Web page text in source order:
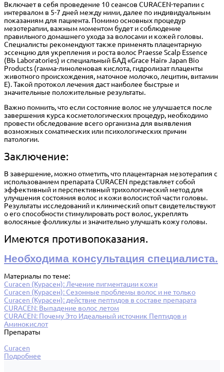
Включает в себя проведение 10 сеансов CURACEN-терапии с
интервалом в 5-7 дней между ними, далее по индивидуальным
показаниям для пациента. Помимо основных процедур
мезотерапии, важным моментом будет и соблюдение
правильного домашнего ухода за волосами и кожей головы.
Специалисты рекомендуют также применять плацентарную
эссенцию для укрепления и роста волос Praesse Scalp Essence
(ВЬ Laboгаtories) и специальный БАД «Grace Hair» Japan Bio
Products (гамма-линоленовая кислота, гидролизат плаценты
животного происхождения, маточное молочко, лецитин, витамин
Е). Такой протокол лечения даст наиболее быстрые и
значительные положительные результаты.
Важно помнить, что если состояние волос не улучшается после
завершения курса косметологических процедур, необходимо
провести обследование всего организма для выявления
возможных соматических или психологических причин
патологии.
Заключение:
В завершение, можно отметить, что плацентарная мезотерапия с
использованием препарата CURACEN представляет собой
эффективный и перспективный трихологический метод для
улучшения состояния волос и кожи волосистой части головы.
Результаты исследований и клинический опыт свидетельствуют
о его способности стимулировать рост волос, укреплять
волосяные фолликулы и значительно улучшать кожу головы.
Имеются противопоказания.
Необходима консультация специалиста.
Материалы по теме:
Curacen (Курасен): Лечение пигментации кожи
Curacen (Курасен): Сезонные проблемы волос и не только
Curacen (Курасен): действие пептидов в составе препарата
CURACEN: Выпадение волос летом
CURACEN: Почему Это Идеальный источник Пептидов и
Аминокислот
Препараты
Curacen
Подробнее